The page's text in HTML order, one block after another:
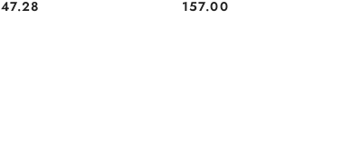
Cena:
47.28 Cena:
157.00